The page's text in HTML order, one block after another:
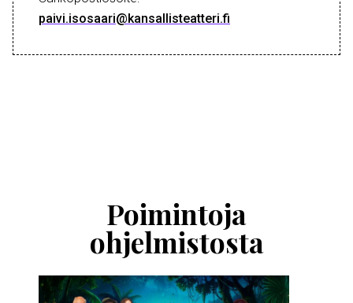
paivi.isosaari@kansallisteatteri.fi
Poimintoja
ohjelmistosta